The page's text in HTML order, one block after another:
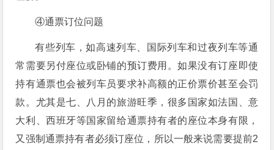
④通票订位问题
有些列车，如高速列车、国际列车和过夜列车等通
常需要另付座位或卧铺的预订费用。如果没有订座即使
持有通票也会被列车员要求补高额的正价票价甚至会罚
款。尤其是七、八月的旅游旺季，很多国家如法国、意
大利、西班牙等国家留给通票持有者的座位本身有限，
又强制通票持有者必须订座位，所以一般来说需要提前2